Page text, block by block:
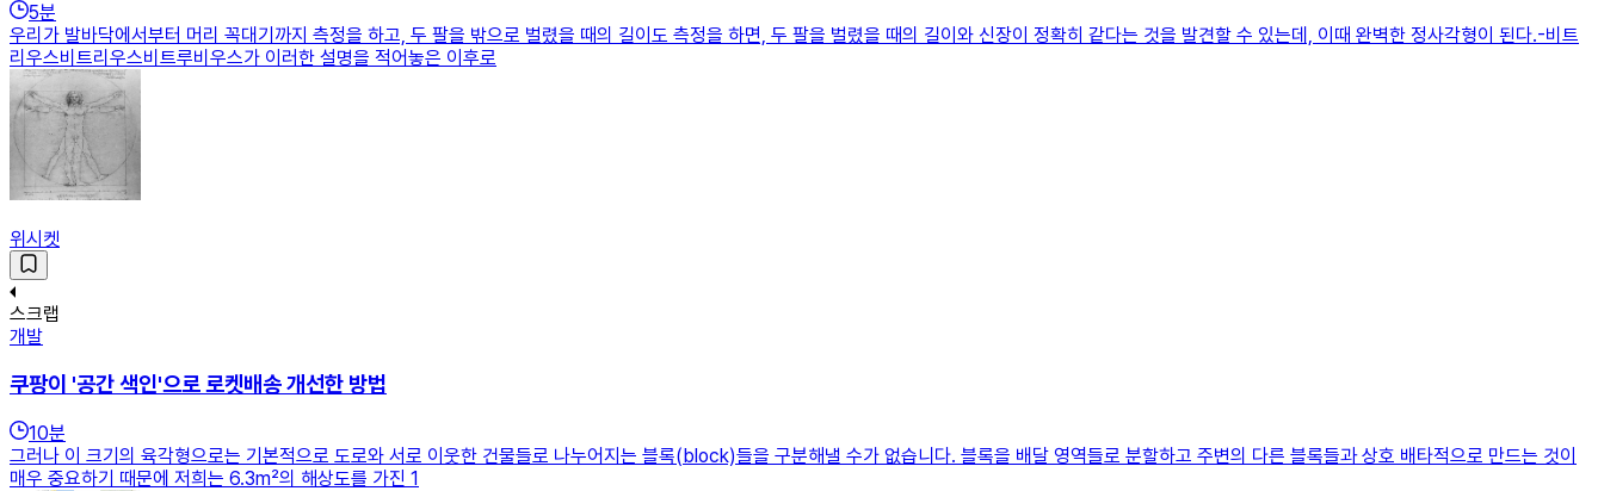
5분
우리가 발바닥에서부터 머리 꼭대기까지 측정을 하고, 두 팔을 밖으로 벌렸을 때의 길이도 측정을 하면, 두 팔을 벌렸을 때의 길이와 신장이 정확히 같다는 것을 발견할 수 있는데, 이때 완벽한 정사각형이 된다.-비트
리우스비트리우스비트루비우스가 이러한 설명을 적어놓은 이후로
위시켓
스크랩
개발
쿠팡이 '공간 색인'으로 로켓배송 개선한 방법
10분
그러나 이 크기의 육각형으로는 기본적으로 도로와 서로 이웃한 ​​건물들로 나누어지는 블록(block)들을 구분해낼 수가 없습니다. 블록을 배달 영역들로 분할하고 주변의 다른 블록들과 상호 배타적으로 만드는 것이
매우 중요하기 때문에 저희는 6.3m²의 해상도를 가진 1